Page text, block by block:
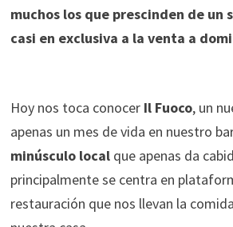
muchos los que prescinden de un
casi en exclusiva a la venta a
Hoy nos toca conocerIl Fuoco, un
apenas un mes de vida en nuestro
minúsculo local que apenas da
principalmente se centra en
restauración que nos llevan la